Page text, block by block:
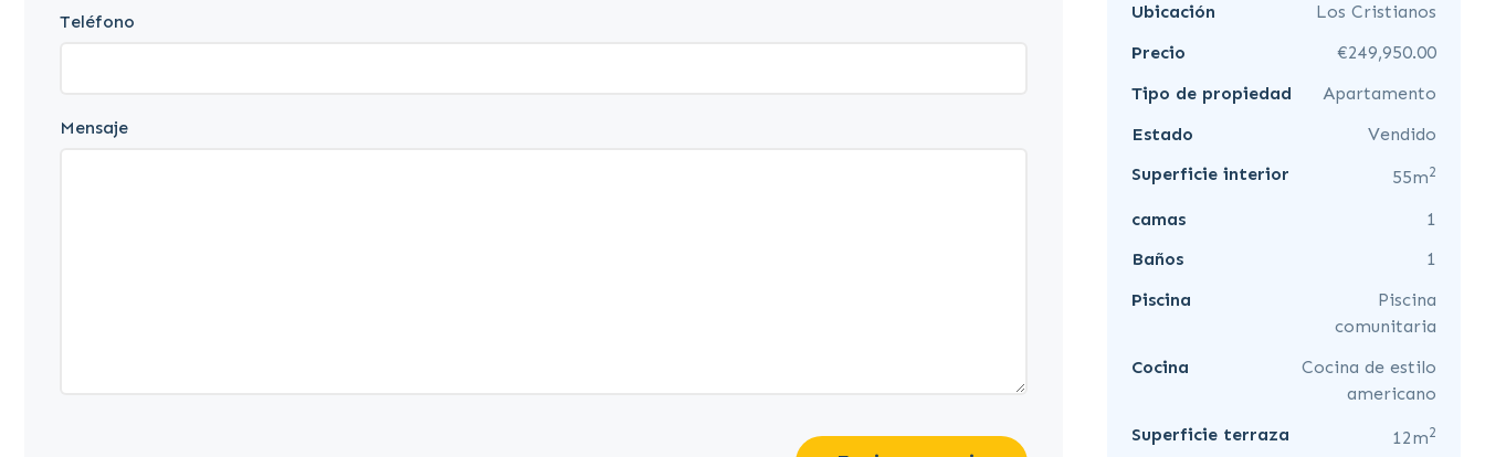
Teléfono
Mensaje
Ubicación
Los Cristianos
Precio
€249,950.00
Tipo de propiedad
Apartamento
Estado
Vendido
Superficie interior
55m2
camas
1
Baños
1
Piscina
Piscina
comunitaria
Cocina
Cocina de estilo
americano
Superficie terraza
12m2